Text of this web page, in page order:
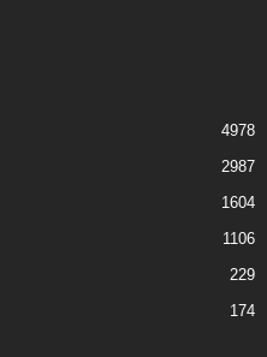
4978
2987
1604
1106
229
174